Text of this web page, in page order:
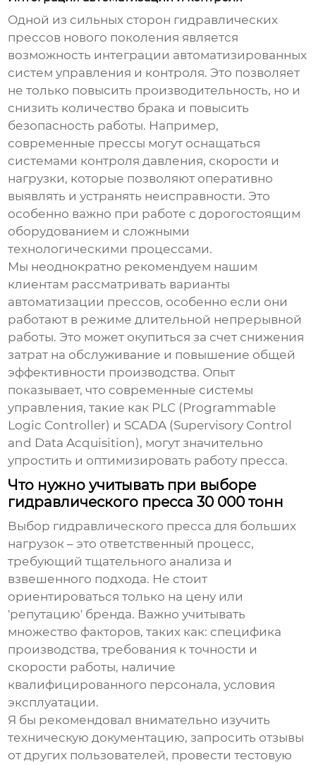
Одной из сильных сторон гидравлических
прессов нового поколения является
возможность интеграции автоматизированных
систем управления и контроля. Это позволяет
не только повысить производительность, но и
снизить количество брака и повысить
безопасность работы. Например,
современные прессы могут оснащаться
системами контроля давления, скорости и
нагрузки, которые позволяют оперативно
выявлять и устранять неисправности. Это
особенно важно при работе с дорогостоящим
оборудованием и сложными
технологическими процессами.
Мы неоднократно рекомендуем нашим
клиентам рассматривать варианты
автоматизации прессов, особенно если они
работают в режиме длительной непрерывной
работы. Это может окупиться за счет снижения
затрат на обслуживание и повышение общей
эффективности производства. Опыт
показывает, что современные системы
управления, такие как PLC (Programmable
Logic Controller) и SCADA (Supervisory Control
and Data Acquisition), могут значительно
упростить и оптимизировать работу пресса.
Что нужно учитывать при выборе
гидравлического пресса 30 000 тонн
Выбор гидравлического пресса для больших
нагрузок – это ответственный процесс,
требующий тщательного анализа и
взвешенного подхода. Не стоит
ориентироваться только на цену или
'репутацию' бренда. Важно учитывать
множество факторов, таких как: специфика
производства, требования к точности и
скорости работы, наличие
квалифицированного персонала, условия
эксплуатации.
Я бы рекомендовал внимательно изучить
техническую документацию, запросить отзывы
от других пользователей, провести тестовую